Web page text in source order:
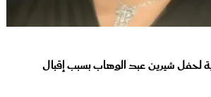
شيرين عبد الوهاب بسبب إقبال